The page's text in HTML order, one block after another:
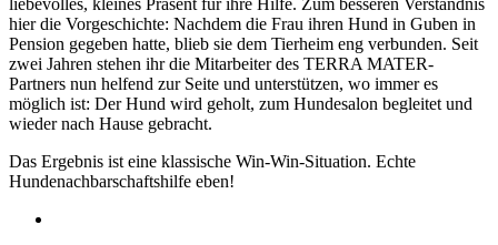
hier die Vorgeschichte: Nachdem die Frau ihren Hund in Guben in
Pension gegeben hatte, blieb sie dem Tierheim eng verbunden. Seit
zwei Jahren stehen ihr die Mitarbeiter des TERRA MATER-
Partners nun helfend zur Seite und unterstützen, wo immer es
möglich ist: Der Hund wird geholt, zum Hundesalon begleitet und
wieder nach Hause gebracht.
Das Ergebnis ist eine klassische Win-Win-Situation. Echte
Hundenachbarschaftshilfe eben!